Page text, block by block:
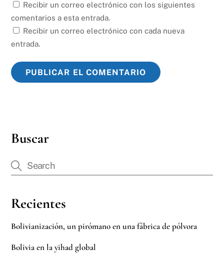
Recibir un correo electrónico con los siguientes
comentarios a esta entrada.
Recibir un correo electrónico con cada nueva
entrada.
Buscar
Recientes
Bolivianización, un pirómano en una fábrica de pólvora
Bolivia en la yihad global